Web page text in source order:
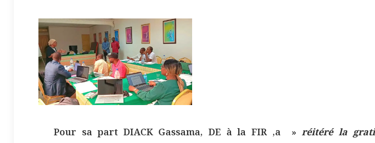
Pour sa part DIACK Gassama, DE à la FIR ,a » réitéré la